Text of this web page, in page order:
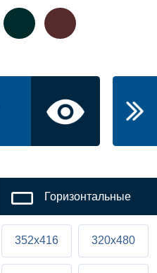
Горизонтальные
352x416 320x480